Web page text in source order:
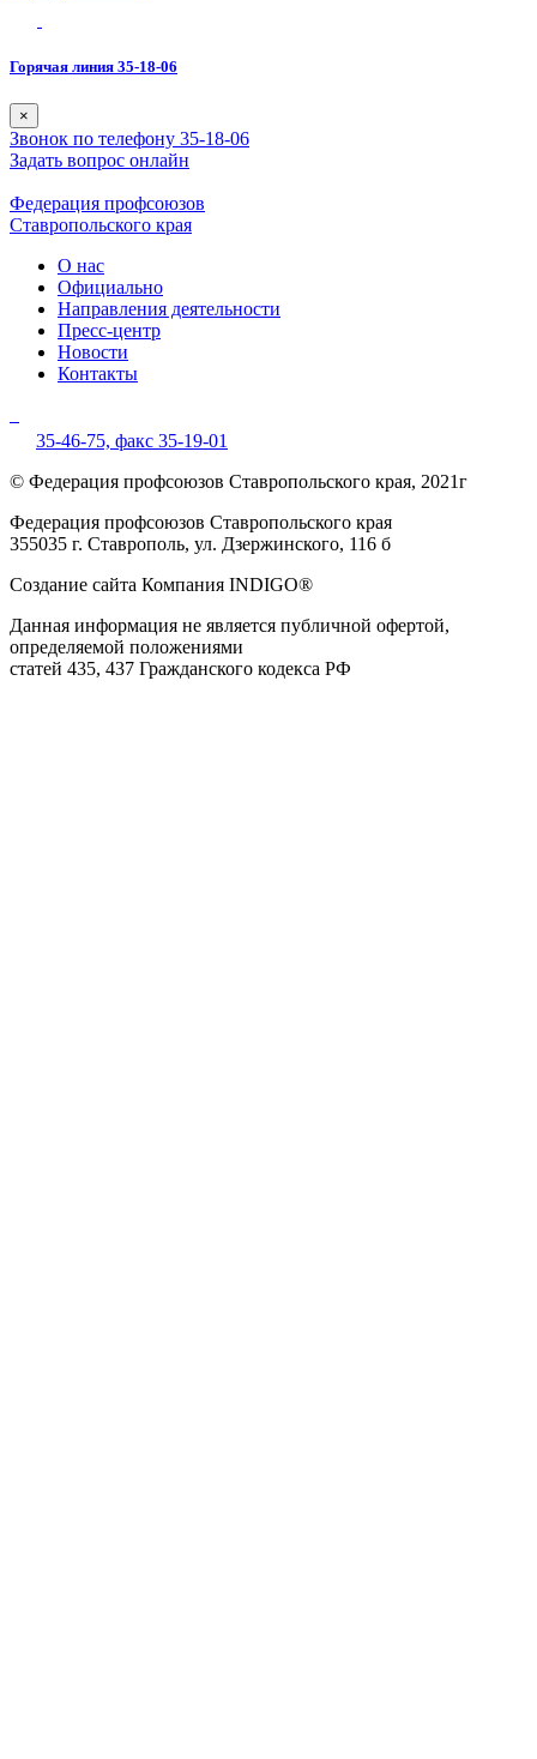
Горячая линия 35-18-06
×
Звонок по телефону 35-18-06
Задать вопрос онлайн
Федерация профсоюзов
Ставропольского края
О нас
Официально
Направления деятельности
Пресс-центр
Новости
Контакты
35-46-75, факс 35-19-01
© Федерация профсоюзов Ставропольского края, 2021г
Федерация профсоюзов Ставропольского края
355035 г. Ставрополь, ул. Дзержинского, 116 б
Создание сайта Компания INDIGO®
Данная информация не является публичной офертой,
определяемой положениями
статей 435, 437 Гражданского кодекса РФ